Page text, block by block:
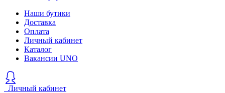
Наши бутики
Доставка
Оплата
Личный кабинет
Каталог
Вакансии UNO
Личный кабинет